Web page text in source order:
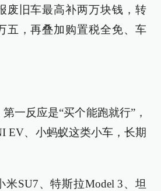
废旧车最高补两万块钱，转
五，再叠加购置税全免、车
一反应是“买个能跑就行”，
EV、小蚂蚁这类小车，长期
米SU7、特斯拉Model 3、坦